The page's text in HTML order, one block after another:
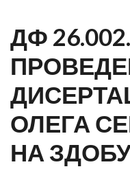
ДФ
ОЛЕГА
НА